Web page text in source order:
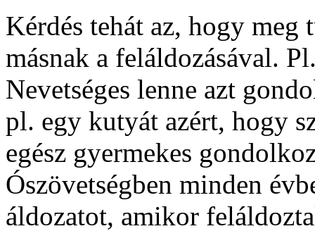
Kérdés tehát az, hogy
másnak a feláldozásával.
Nevetséges lenne azt
pl. egy kutyát azért, hogy
egész gyermekes
Ószövetségben minden
áldozatot, amikor